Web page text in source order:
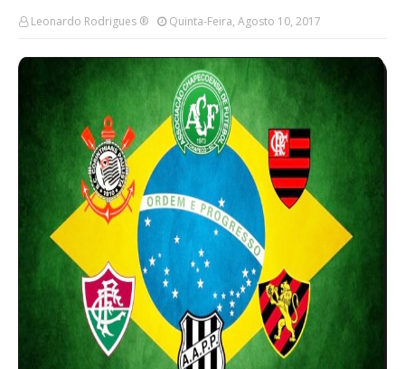
Leonardo Rodrigues ® Quinta-Feira, Agosto 10, 2017